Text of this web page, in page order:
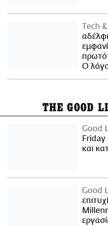
Τech
Ο
THE GOOD
Good
Friday
και
Good